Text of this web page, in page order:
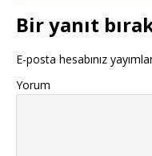
Bir yanıt
E-posta hesabınız
Yorum